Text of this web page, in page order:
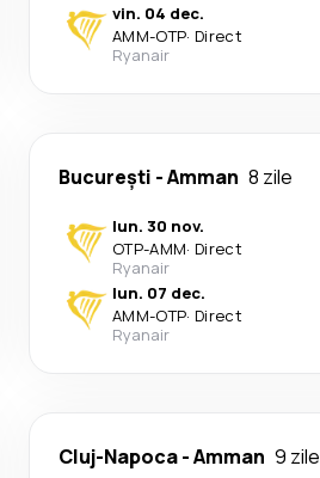
vin. 04 dec.
AMM-OTP· Direct
Ryanair
București -Amman 8 zile
lun. 30 nov.
OTP-AMM· Direct
Ryanair
lun. 07 dec.
AMM-OTP· Direct
Ryanair
Cluj-Napoca-Amman 9 zile